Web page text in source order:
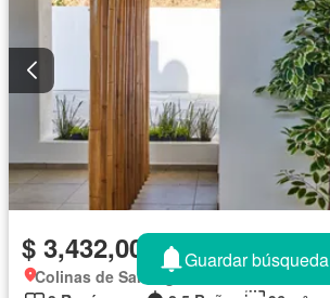
Completamente amueblado
$ 3,432,000 MXN
Colinas de Santiago, Manzanillo
Guardar búsqueda